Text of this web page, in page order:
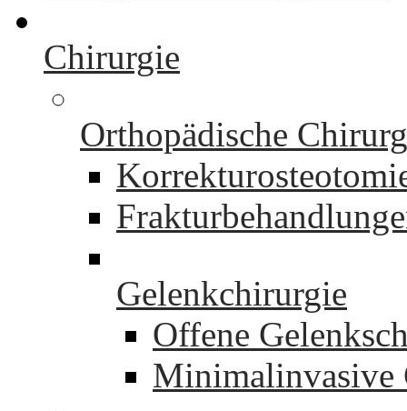
Chirurgie
Orthopädische
Gelenkchirurgie
Offene
Minimalinvasive